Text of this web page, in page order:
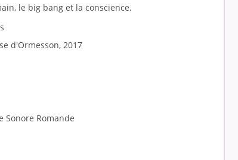
le big bang et la conscience.
d'Ormesson, 2017
Sonore Romande